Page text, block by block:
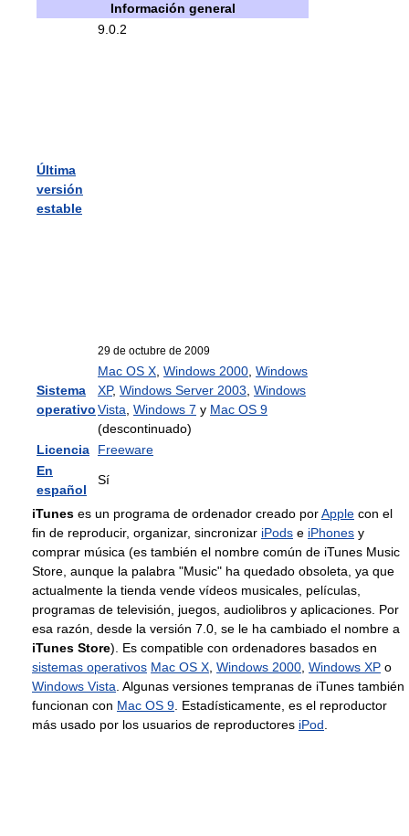
Información general
Última
versión
estable
9.0.2
29 de octubre de 2009
Sistema
operativo
Mac OS X Windows 2000 Windows
XP, Windows Server 2003 Windows
Vista Windows 7 y Mac OS 9
(descontinuado)
Licencia
Freeware
En
español
Sí
iTunes es un programa de ordenador creado porApple con el
fin de reproducir, organizar, sincronizar iPods e iPhones y
comprar música (es también el nombre común de iTunes Music
Store, aunque la palabra "Music" ha quedado obsoleta, ya que
actualmente la tienda vende vídeos musicales, películas,
programas de televisión, juegos, audiolibros y aplicaciones. Por
esa razón, desde la versión 7.0, se le ha cambiado el nombre a
iTunes Store). Es compatible con ordenadores basados en
sistemas operativos Mac OS X Windows 2000 Windows XP o
Windows Vista . Algunas versiones tempranas de iTunes también
funcionan con Mac OS 9 . Estadísticamente, es el reproductor
más usado por los usuarios de reproductores iPod